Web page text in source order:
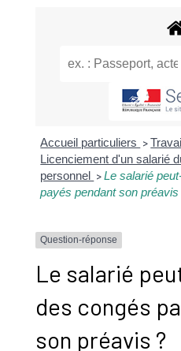
Accueil particuliers >
Licenciement d'un salarié
personnel > Le salarié
payés pendant son préavis
Question-réponse
Le salarié
des congés
son préavis ?